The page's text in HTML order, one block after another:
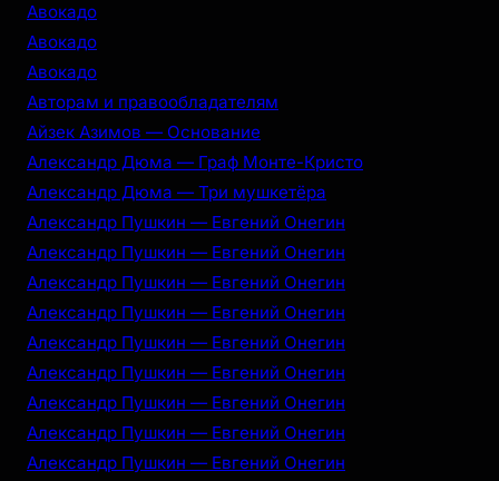
Авокадо
Авокадо
Авокадо
Авторам и правообладателям
Айзек Азимов — Основание
Александр Дюма — Граф Монте-Кристо
Александр Дюма — Три мушкетёра
Александр Пушкин — Евгений Онегин
Александр Пушкин — Евгений Онегин
Александр Пушкин — Евгений Онегин
Александр Пушкин — Евгений Онегин
Александр Пушкин — Евгений Онегин
Александр Пушкин — Евгений Онегин
Александр Пушкин — Евгений Онегин
Александр Пушкин — Евгений Онегин
Александр Пушкин — Евгений Онегин